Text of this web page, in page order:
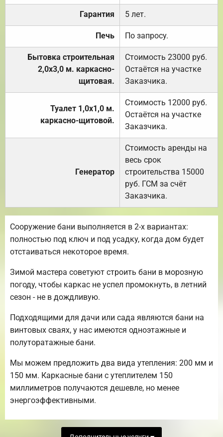
Гарантия 5 лет.
Печь По запросу.
Бытовка строительная
2,0х3,0 м. каркасно-
щитовая.
Стоимость 23000 руб.
Остаётся на участке
Заказчика.
Туалет 1,0х1,0 м.
каркасно-щитовой.
Стоимость 12000 руб.
Остаётся на участке
Заказчика.
Генератор
Стоимость аренды на
весь срок
строительства 15000
руб. ГСМ за счёт
Заказчика.
Сооружение бани выполняется в 2-х вариантах:
полностью под ключ и под усадку, когда дом будет
отстаиваться некоторое время.
Зимой мастера советуют строить бани в морозную
погоду, чтобы каркас не успел промокнуть, в летний
сезон - не в дождливую.
Подходящими для дачи или сада являются бани на
винтовых сваях, у нас имеются одноэтажные и
полуторатажные бани.
Мы можем предложить два вида утепления: 200 мм и
150 мм. Каркасные бани с утеплителем 150
миллиметров получаются дешевле, но менее
энергоэффективными.